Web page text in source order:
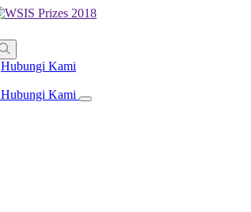
Hubungi Kami
Hubungi Kami